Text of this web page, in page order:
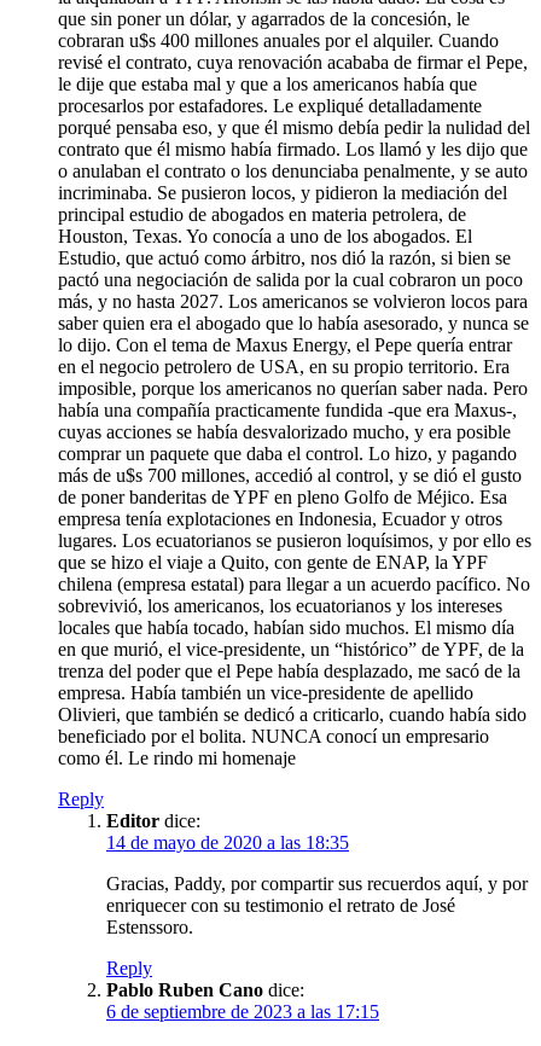
que sin poner un dólar, y agarrados de la concesión, le
cobraran u$s 400 millones anuales por el alquiler. Cuando
revisé el contrato, cuya renovación acababa de firmar el Pepe,
le dije que estaba mal y que a los americanos había que
procesarlos por estafadores. Le expliqué detalladamente
porqué pensaba eso, y que él mismo debía pedir la nulidad del
contrato que él mismo había firmado. Los llamó y les dijo que
o anulaban el contrato o los denunciaba penalmente, y se auto
incriminaba. Se pusieron locos, y pidieron la mediación del
principal estudio de abogados en materia petrolera, de
Houston, Texas. Yo conocía a uno de los abogados. El
Estudio, que actuó como árbitro, nos dió la razón, si bien se
pactó una negociación de salida por la cual cobraron un poco
más, y no hasta 2027. Los americanos se volvieron locos para
saber quien era el abogado que lo había asesorado, y nunca se
lo dijo. Con el tema de Maxus Energy, el Pepe quería entrar
en el negocio petrolero de USA, en su propio territorio. Era
imposible, porque los americanos no querían saber nada. Pero
había una compañía practicamente fundida -que era Maxus-,
cuyas acciones se había desvalorizado mucho, y era posible
comprar un paquete que daba el control. Lo hizo, y pagando
más de u$s 700 millones, accedió al control, y se dió el gusto
de poner banderitas de YPF en pleno Golfo de Méjico. Esa
empresa tenía explotaciones en Indonesia, Ecuador y otros
lugares. Los ecuatorianos se pusieron loquísimos, y por ello es
que se hizo el viaje a Quito, con gente de ENAP, la YPF
chilena (empresa estatal) para llegar a un acuerdo pacífico. No
sobrevivió, los americanos, los ecuatorianos y los intereses
locales que había tocado, habían sido muchos. El mismo día
en que murió, el vice-presidente, un “histórico” de YPF, de la
trenza del poder que el Pepe había desplazado, me sacó de la
empresa. Había también un vice-presidente de apellido
Olivieri, que también se dedicó a criticarlo, cuando había sido
beneficiado por el bolita. NUNCA conocí un empresario
como él. Le rindo mi homenaje
Reply
Editor dice:
14 de mayo de 2020 a las 18:35
Gracias, Paddy, por compartir sus recuerdos aquí, y por
enriquecer con su testimonio el retrato de José
Estenssoro.
Reply
Pablo Ruben Cano dice:
6 de septiembre de 2023 a las 17:15